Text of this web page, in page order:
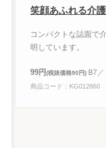
笑顔あふれる介
コンパクトな誌面で
明しています。
99円(税抜価格90円) B7
商品コード：KG012860